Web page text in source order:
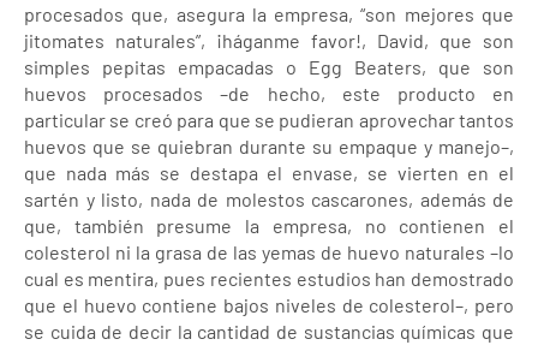
procesados que, asegura la empresa, “son mejores que
jitomates naturales”, ¡háganme favor!, David, que son
simples pepitas empacadas o Egg Beaters, que son
huevos procesados –de hecho, este producto en
particular se creó para que se pudieran aprovechar tantos
huevos que se quiebran durante su empaque y manejo–,
que nada más se destapa el envase, se vierten en el
sartén y listo, nada de molestos cascarones, además de
que, también presume la empresa, no contienen el
colesterol ni la grasa de las yemas de huevo naturales –lo
cual es mentira, pues recientes estudios han demostrado
que el huevo contiene bajos niveles de colesterol–, pero
se cuida de decir la cantidad de sustancias químicas que